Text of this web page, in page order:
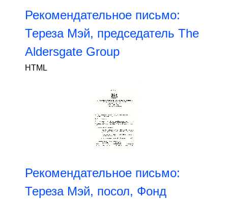
Рекомендательное письмо:
Тереза ​​Мэй, председатель The
Aldersgate Group
HTML
Рекомендательное письмо:
Тереза ​​Мэй, посол, Фонд